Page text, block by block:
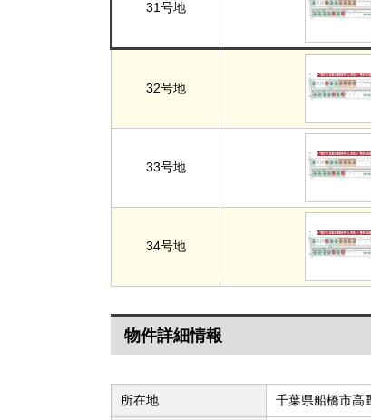
31号地
32号地
33号地
34号地
物件詳細情報
所在地 千葉県船橋市高